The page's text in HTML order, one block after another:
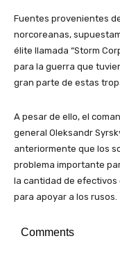
Fuentes provenientes
norcoreanas,
élite llamada “Storm
para la guerra que
gran parte de estas
A pesar de ello, el
general Oleksandr
anteriormente que los
problema importante
la cantidad de efectivos
para apoyar a los rusos.
Comments